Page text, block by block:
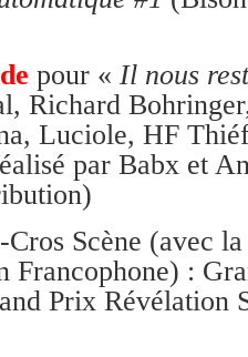
pour « Il nous
Richard
Luciole, HF
par Babx et
Scène (avec
Francophone) :
Prix Révélation